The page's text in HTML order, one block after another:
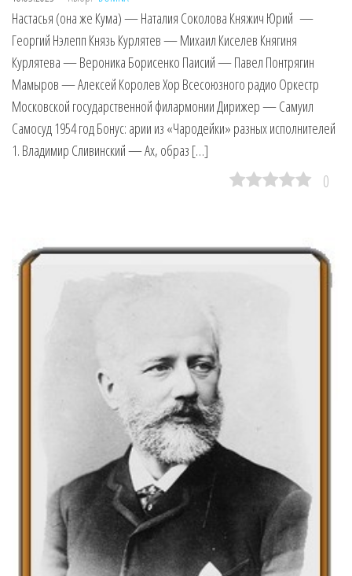
Настасья (она же Кума) — Наталия Соколова Княжич Юрий —
Георгий Нэлепп Князь Курлятев — Михаил Киселев Княгиня
Курлятева — Вероника Борисенко Паисий — Павел Понтрягин
Мамыров — Алексей Королев Хор Всесоюзного радио Оркестр
Московской государственной филармонии Дирижер — Самуил
Самосуд 1954 год Бонус: арии из «Чародейки» разных исполнителей
1. Владимир Сливинский — Ах, образ […]
0